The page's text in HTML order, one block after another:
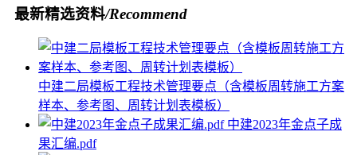
最新精选资料/Recommend
中建二局模板工程技术管理要点（含模板周转施工方案
样本、参考图、周转计划表模板）
中建2023年金点子成
果汇编.pdf